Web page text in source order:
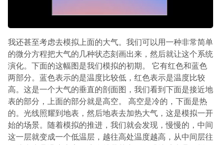
我还甚至考虑去模拟上面的大气。我们可以用一种非常简单
的微分方程把大气的几种状态刻画出来，然后就让这个系统
演化。下面的这幅图是我们模拟的初期。 它有红色和蓝色
两部分。蓝色表示的是温度比较低，红色表示是温度比较
高。这是一个大气的垂直的剖面图，我们看到下面是接近地
表的部分，上面的部分就是高空。 高空是冷的，下面是热
的。光线照耀到地表，然后地表去加热大气，这是模拟一开
始的场景。随着模拟的推进，我们就会发现，慢慢的，中间
这一层就变成一个低温层，越往高处温度越高，从中间层往